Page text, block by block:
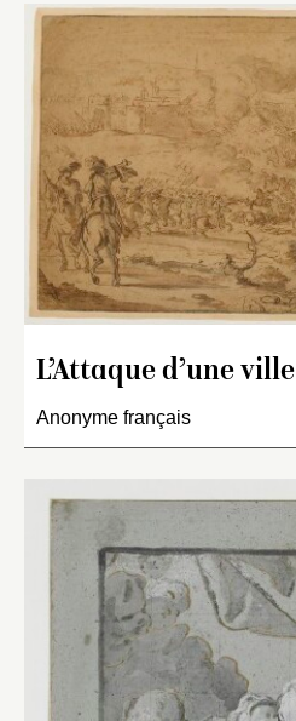
L’Attaque d’une ville
Anonyme français